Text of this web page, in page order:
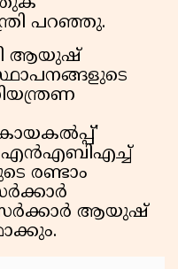
പറഞ്ഞു.
ആയുഷ്
എന്‍എബിഎച്ച്
രണ്ടാം
ആയുഷ്